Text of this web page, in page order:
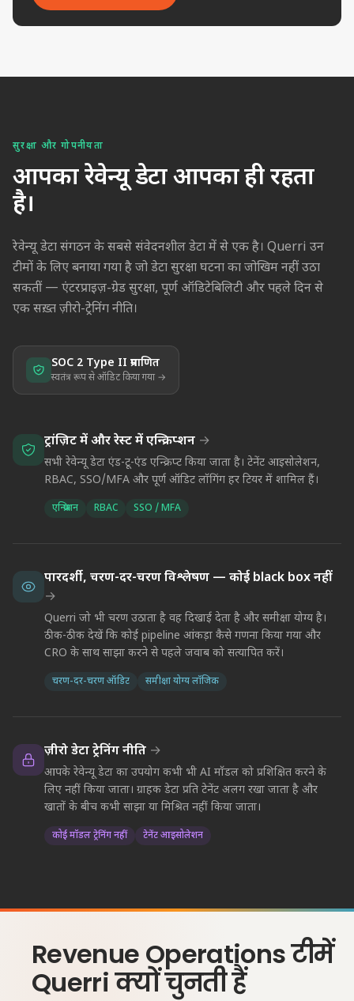
सुरक्षा और गोपनीयता
आपका रेवेन्यू डेटा आपका ही रहता
है।
रेवेन्यू डेटा संगठन के सबसे संवेदनशील डेटा में से एक है। Querri उन
टीमों के लिए बनाया गया है जो डेटा सुरक्षा घटना का जोखिम नहीं उठा
सकतीं — एंटरप्राइज़-ग्रेड सुरक्षा, पूर्ण ऑडिटेबिलिटी और पहले दिन से
एक सख़्त ज़ीरो-ट्रेनिंग नीति।
SOC 2 Type II प्रमाणित
स्वतंत्र रूप से ऑडिट किया गया →
ट्रांज़िट में और रेस्ट में एन्क्रिप्शन →
सभी रेवेन्यू डेटा एंड-टू-एंड एन्क्रिप्ट किया जाता है। टेनेंट आइसोलेशन,
RBAC, SSO/MFA और पूर्ण ऑडिट लॉगिंग हर टियर में शामिल हैं।
एन्क्रिप्शन RBAC SSO / MFA
पारदर्शी, चरण-दर-चरण विश्लेषण — कोई black box नहीं
→
Querri जो भी चरण उठाता है वह दिखाई देता है और समीक्षा योग्य है।
ठीक-ठीक देखें कि कोई pipeline आंकड़ा कैसे गणना किया गया और
CRO के साथ साझा करने से पहले जवाब को सत्यापित करें।
चरण-दर-चरण ऑडिट समीक्षा योग्य लॉजिक
ज़ीरो डेटा ट्रेनिंग नीति →
आपके रेवेन्यू डेटा का उपयोग कभी भी AI मॉडल को प्रशिक्षित करने के
लिए नहीं किया जाता। ग्राहक डेटा प्रति टेनेंट अलग रखा जाता है और
खातों के बीच कभी साझा या मिश्रित नहीं किया जाता।
कोई मॉडल ट्रेनिंग नहीं टेनेंट आइसोलेशन
Revenue Operations टीमें
Querri क्यों चुनती हैं